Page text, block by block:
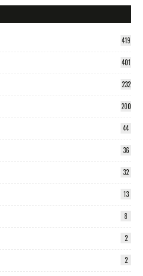
419
401
232
200
44
36
32
13
8
2
2